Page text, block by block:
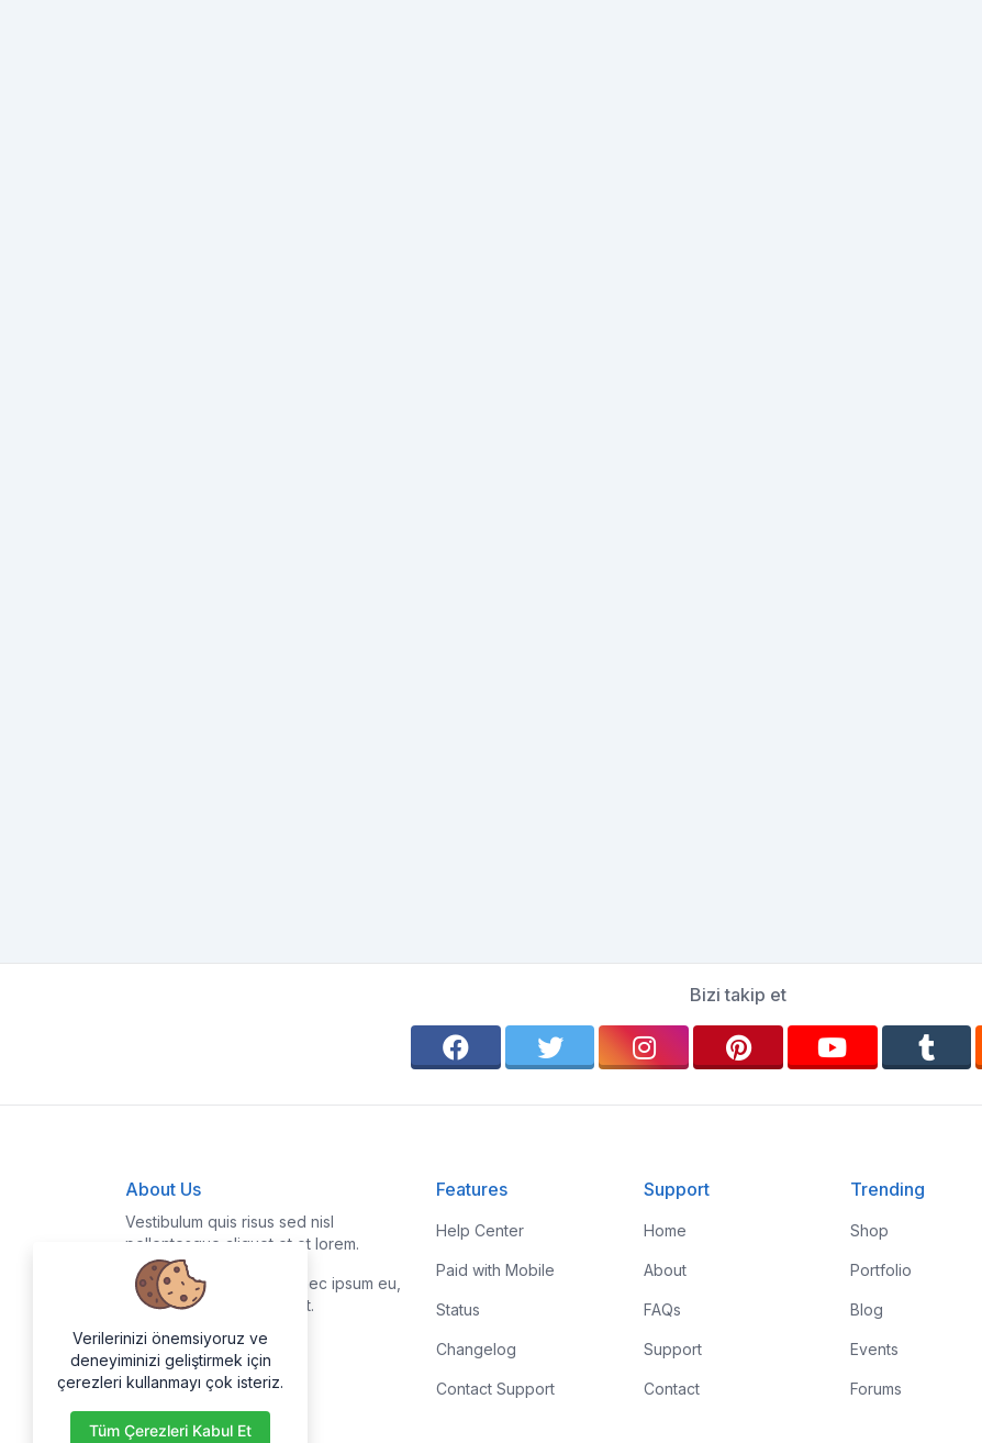
Bizi takip et
About Us
Vestibulum quis risus sed nisl
pellentesque aliquet et et lorem.
Fusce nibh nisl, gravida nec ipsum eu,
feugiat condimentum velit.
Features
Help Center
Paid with Mobile
Status
Changelog
Contact Support
Support
Home
About
FAQs
Support
Contact
Trending
Shop
Portfolio
Blog
Events
Forums
Verilerinizi önemsiyoruz ve
deneyiminizi geliştirmek için
çerezleri kullanmayı çok isteriz.
Tüm Çerezleri Kabul Et